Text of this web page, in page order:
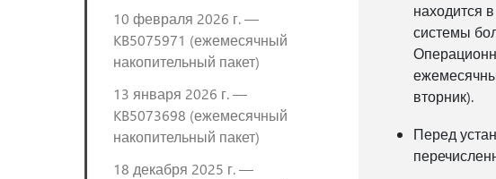
10 февраля 2026 г. —
KB5075971 (ежемесячный
накопительный пакет)
13 января 2026 г. —
KB5073698 (ежемесячный
накопительный пакет)
18 декабря 2025 г. —
находится
системы
вторник).
Перед